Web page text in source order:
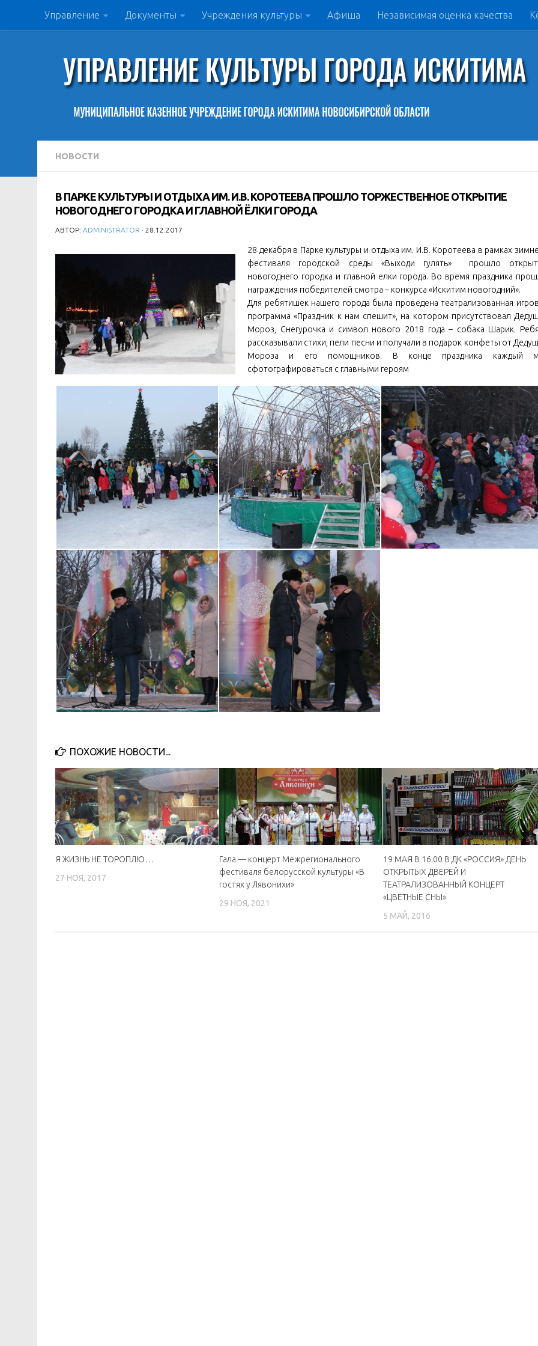
Управление Документы Учреждения культуры Афиша Независимая оценка качества
НОВОСТИ
В ПАРКЕ КУЛЬТУРЫ И ОТДЫХА ИМ. И.В. КОРОТЕЕВА ПРОШЛО ТОРЖЕСТВЕННОЕ ОТКРЫТИЕ
НОВОГОДНЕГО ГОРОДКА И ГЛАВНОЙ ЁЛКИ ГОРОДА
АВТОР: ADMINISTRATOR · 28.12.2017
28 декабря в Парке культуры и отдыха им. И.В. Коротеева в рамках
фестиваля городской среды «Выходи гулять» прошло
новогоднего городка и главной елки города. Во время праздника
награждения победителей смотра – конкурса «Искитим новогодний».
Для ребятишек нашего города была проведена театрализованная
программа «Праздник к нам спешит», на котором присутствовал
Мороз, Снегурочка и символ нового 2018 года – собака Шарик.
рассказывали стихи, пели песни и получали в подарок конфеты от
Мороза и его помощников. В конце праздника каждый
сфотографироваться с главными героям
ПОХОЖИЕ НОВОСТИ...
Я ЖИЗНЬ НЕ ТОРОПЛЮ…
27 НОЯ, 2017
Гала — концерт Межрегионального
фестиваля белорусской культуры «В
гостях у Лявонихи»
29 НОЯ, 2021
19 МАЯ В 16.00 В ДК «РОССИЯ» ДЕНЬ
ОТКРЫТЫХ ДВЕРЕЙ И
ТЕАТРАЛИЗОВАННЫЙ КОНЦЕРТ
«ЦВЕТНЫЕ СНЫ»
5 МАЙ, 2016